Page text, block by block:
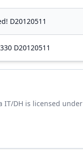
D20120511
D20120511
IT/DH is licensed under